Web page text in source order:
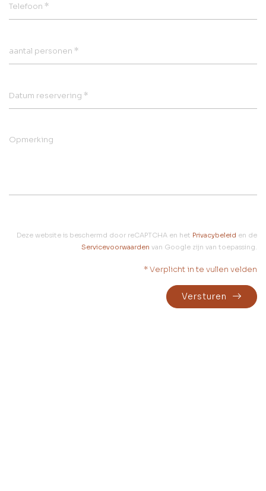
Telefoon *
aantal personen *
Datum reservering *
Opmerking
Deze website is beschermd door reCAPTCHA en het Privacybeleid en de
Servicevoorwaarden van Google zijn van toepassing.
* Verplicht in te vullen velden
Versturen